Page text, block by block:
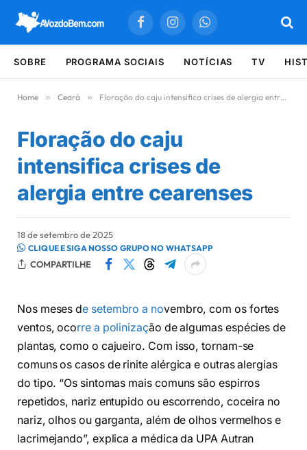
FacebookInstagramWhatsApp
SOBRE PROGRAMA SOCIAIS NOTÍCIAS TV
Home » Ceará » Floração do caju intensifica crises de alergia entre cearenses
Floração do caju
intensifica crises de
alergia entre cearenses
18 de setembro de 2025
CLIQUE E SIGA NOSSO GRUPO NO WHATSAPP
COMPARTILHE
Nos meses de setembro a novembro, com os fortes
ventos, ocorre a polinização de algumas espécies de
plantas, como o cajueiro. Com isso, tornam-se
comuns os casos de rinite alérgica e outras alergias
do tipo. “Os sintomas mais comuns são espirros
repetidos, nariz entupido ou escorrendo, coceira no
nariz, olhos ou garganta, além de olhos vermelhos e
lacrimejando”, explica a médica da UPA Autran